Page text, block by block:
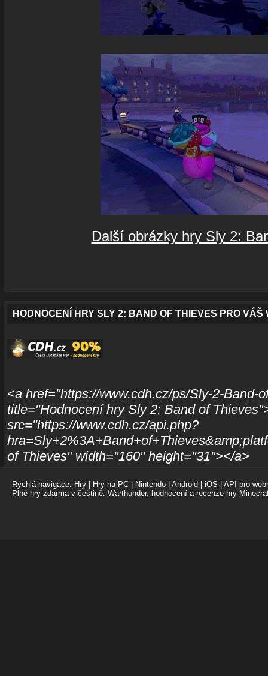
Další obrázky hry Sly 2:
HODNOCENÍ HRY SLY 2: BAND OF THIEVES PRO VÁŠ
<a href="https://www.cdh.cz/ps/Sly-2-Band-
title="Hodnocení hry Sly 2: Band of
src="https://www.cdh.cz/api.php?
of Thieves" width="160" height="31"></a>
Rychlá navigace: Hry Hry na PC Nintendo Android iOS
API pro
Plné hry zdarma v češtině: Warthunder, hodnocení a recenze hry